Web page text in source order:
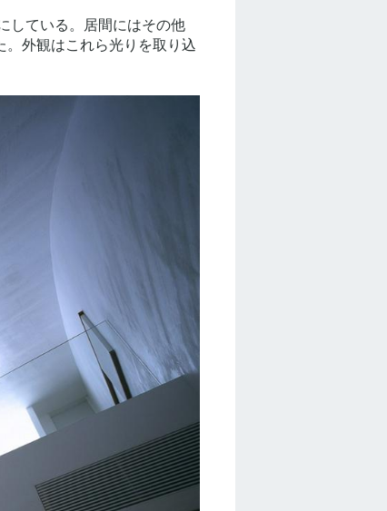
外観はこれら光りを取り込